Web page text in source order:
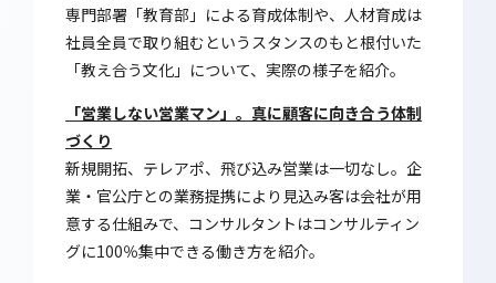
専門部署「教育部」による育成体制や、人材育成は
社員全員で取り組むというスタンスのもと根付いた
「教え合う文化」について、実際の様子を紹介。
「営業しない営業マン」。真に顧客に向き合う体制
づくり
新規開拓、テレアポ、飛び込み営業は一切なし。企
業・官公庁との業務提携により見込み客は会社が用
意する仕組みで、コンサルタントはコンサルティン
グに100％集中できる働き方を紹介。